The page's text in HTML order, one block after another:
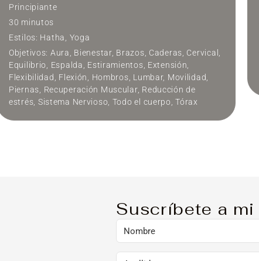
Principiante
30 minutos
Estilos: Hatha, Yoga
Objetivos: Aura, Bienestar, Brazos, Caderas, Cervical ,
Equilibrio, Espalda, Estiramientos, Extensión,
Flexibilidad, Flexión, Hombros, Lumbar, Movilidad,
Piernas, Recuperación Muscular, Reducción de
estrés, Sistema Nervioso, Todo el cuerpo,Tórax
lumbo-sacra y la movilidad para reducir y
equilibrar las compensaciones que realiza el
cuerpo después de una lesión.